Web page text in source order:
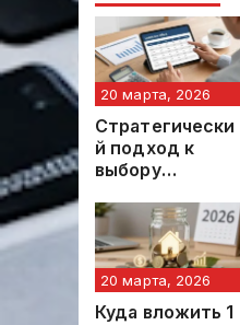
20 марта, 2026
Стратегически
й подход к
выбору
ого займа с
минимальной
процентной
ставкой
20 марта, 2026
Куда вложить 1